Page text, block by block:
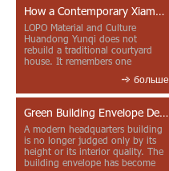
How a Contemporary Xiamen Project Reframes Minnan Red Brick
LOPO Material and Culture
Huandong Yunqi does not
rebuild a traditional courtyard
house. It remembers one
больше
Green Building Envelope Design: Clay Sunscreen Fins for Modern Headquarters Architecture
A modern headquarters building
is no longer judged only by its
height or its interior quality. The
building envelope has become